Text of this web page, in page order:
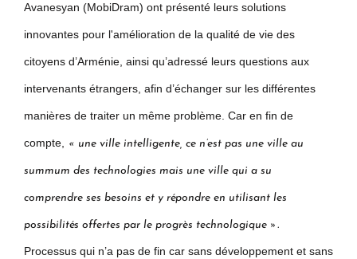
Avanesyan (MobiDram) ont présenté leurs solutions
innovantes pour l'amélioration de la qualité de vie des
citoyens d’Arménie, ainsi qu’adressé leurs questions aux
intervenants étrangers, afin d’échanger sur les différentes
manières de traiter un même problème. Car en fin de
compte, « une ville intelligente, ce n’est pas une ville au
summum des technologies mais une ville qui a su
comprendre ses besoins et y répondre en utilisant les
possibilités offertes par le progrès technologique ».
Processus qui n’a pas de fin car sans développement et sans